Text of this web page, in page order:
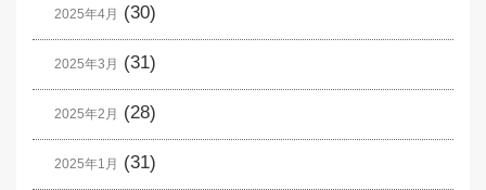
2025年4月 (30)
2025年3月 (31)
2025年2月 (28)
2025年1月 (31)